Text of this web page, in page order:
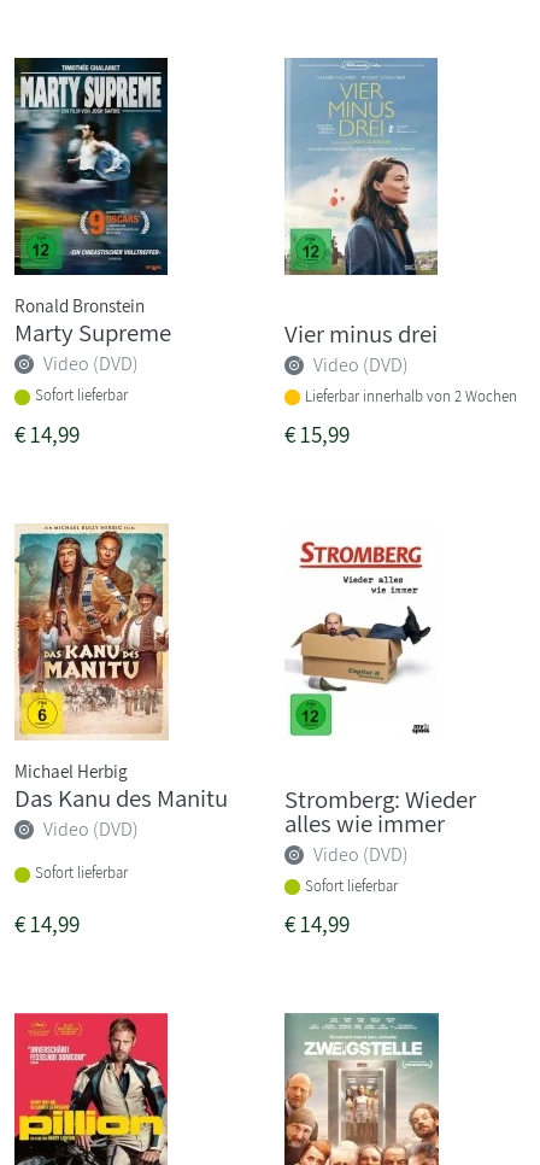
Ronald Bronstein
Marty Supreme
Video (DVD)
Sofort lieferbar
€14,99
Vier minus drei
Video (DVD)
Lieferbar innerhalb von 2 Wochen
€15,99
Michael Herbig
Das Kanu des Manitu
Video (DVD)
Sofort lieferbar
€14,99
Stromberg: Wieder
alles wie immer
Video (DVD)
Sofort lieferbar
€14,99